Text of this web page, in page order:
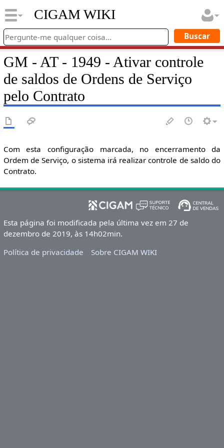
CIGAM WIKI
GM - AT - 1949 - Ativar controle
de saldos de Ordens de Serviço
pelo Contrato
Com esta configuração marcada, no encerramento da
Ordem de Serviço, o sistema irá realizar controle de saldo do
Contrato.
Esta página foi modificada pela última vez em 27 de
dezembro de 2019, às 14h02min.
Política de privacidade
Sobre CIGAM WIKI